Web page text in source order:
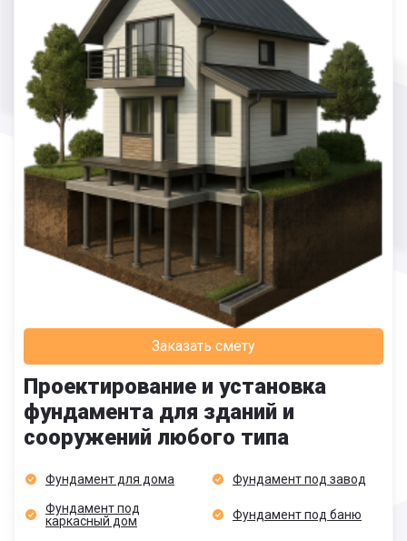
Заказать смету
Проектирование и установка
фундамента для зданий и
сооружений любого типа
Фундамент для дома
Фундамент под завод
Фундамент под
каркасный дом
Фундамент под баню